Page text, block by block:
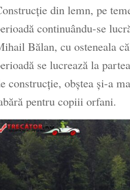
din lemn, pe
continuându-se
Bălan, cu osteneala
se lucrează la
construcţie, obştea şi-a
pentru copiii orfani.